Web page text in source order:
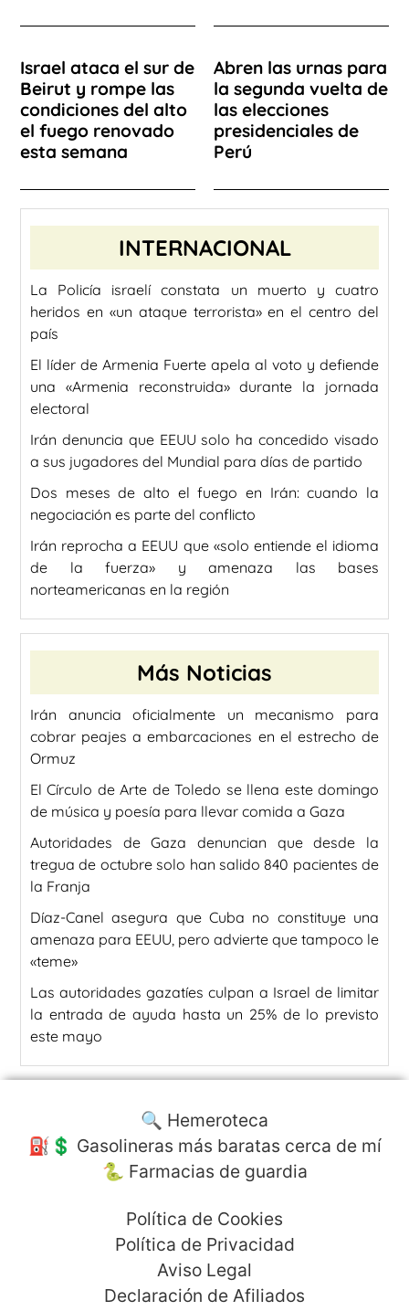
Israel ataca el sur de
Beirut y rompe las
condiciones del alto
el fuego renovado
esta semana
Abren las urnas para
la segunda vuelta de
las elecciones
presidenciales de
Perú
INTERNACIONAL
La Policía israelí constata un muerto y cuatro
heridos en «un ataque terrorista» en el centro del
país
El líder de Armenia Fuerte apela al voto y defiende
una «Armenia reconstruida» durante la jornada
electoral
Irán denuncia que EEUU solo ha concedido visado
a sus jugadores del Mundial para días de partido
Dos meses de alto el fuego en Irán: cuando la
negociación es parte del conflicto
Irán reprocha a EEUU que «solo entiende el idioma
de la fuerza» y amenaza las bases
norteamericanas en la región
Más Noticias
Irán anuncia oficialmente un mecanismo para
cobrar peajes a embarcaciones en el estrecho de
Ormuz
El Círculo de Arte de Toledo se llena este domingo
de música y poesía para llevar comida a Gaza
Autoridades de Gaza denuncian que desde la
tregua de octubre solo han salido 840 pacientes de
la Franja
Díaz-Canel asegura que Cuba no constituye una
amenaza para EEUU, pero advierte que tampoco le
«teme»
Las autoridades gazatíes culpan a Israel de limitar
la entrada de ayuda hasta un 25% de lo previsto
este mayo
🔍 Hemeroteca
⛽️💲 Gasolineras más baratas cerca de mí
🐍 Farmacias de guardia
Política de Cookies
Política de Privacidad
Aviso Legal
Declaración de Afiliados